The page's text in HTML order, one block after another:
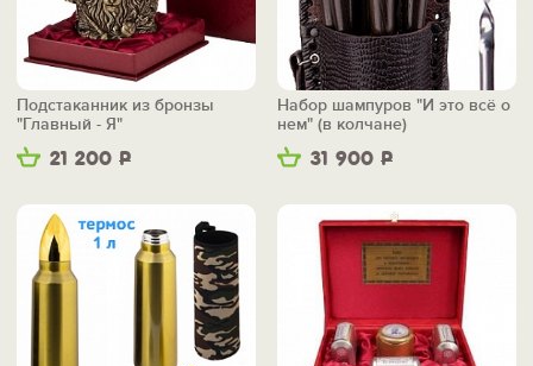
21 200 Р
Подстаканник из бронзы
"Главный - Я"
31 900 Р
Набор шампуров "И это всё о
нем" (в колчане)